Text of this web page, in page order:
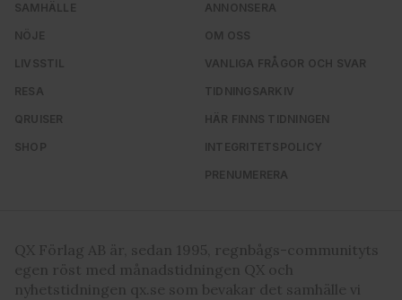
SAMHÄLLE
NÖJE
LIVSSTIL
RESA
QRUISER
SHOP
ANNONSERA
OM OSS
VANLIGA FRÅGOR OCH SVAR
TIDNINGSARKIV
HÄR FINNS TIDNINGEN
INTEGRITETSPOLICY
PRENUMERERA
QX Förlag AB är, sedan 1995, regnbågs-communityts
egen röst med månadstidningen QX och
nyhetstidningen qx.se som bevakar det samhälle vi